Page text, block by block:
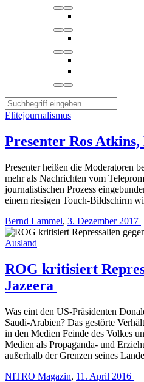
Elitejournalismus
Presenter Ros Atkins,
Presenter heißen die Moderatoren
mehr als Nachrichten vom
journalistischen Prozess
einem riesigen Touch-Bildschirm
Bernd Lammel, 3. Dezember 2017
Ausland
ROG kritisiert
Jazeera
Was eint den US-Präsidenten
Saudi-Arabien? Das gestörte
in den Medien Feinde des Volkes
Medien als Propaganda- und
außerhalb der Grenzen seines
NITRO Magazin, 11. April 2016